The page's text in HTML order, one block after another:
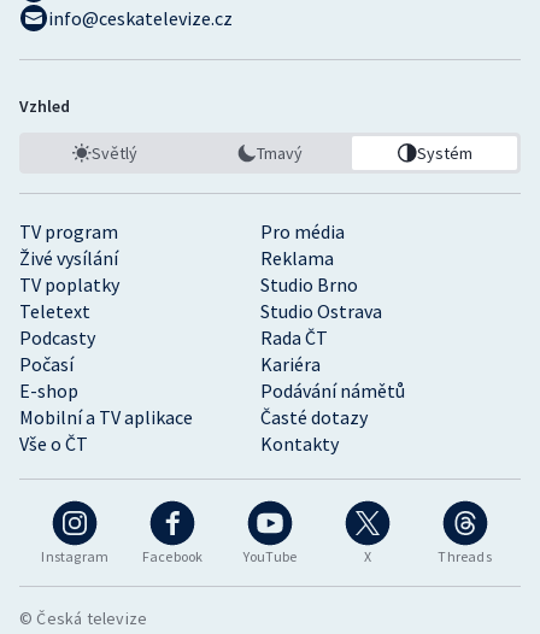
Instagram Facebook YouTube X Threads
TV program
Pro média
Živé vysílání
Reklama
TV poplatky
Studio Brno
Teletext
Studio Ostrava
Podcasty
Rada ČT
Počasí
Kariéra
E-shop
Podávání námětů
Mobilní a TV aplikace
Časté dotazy
Vše o ČT
Kontakty
info@ceskatelevize.cz
Vzhled
Světlý Tmavý Systém
© Česká televize